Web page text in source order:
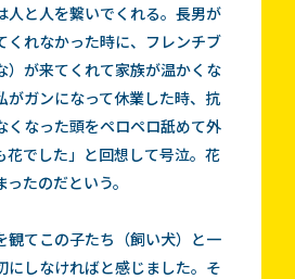
人と人を繋いでくれる。長男が
くれなかった時に、フレンチブ
）が来てくれて家族が温かくな
がガンになって休業した時、抗
くなった頭をペロペロ舐めて外
花でした」と回想して号泣。花
たのだという。
観てこの子たち（飼い犬）と一
にしなければと感じました。そ